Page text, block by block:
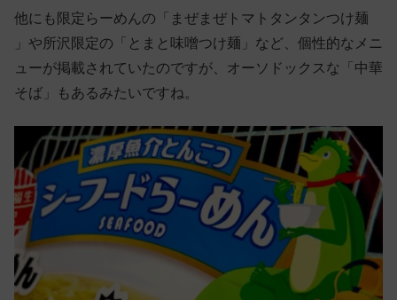
他にも限定らーめんの「まぜまぜトマトタンタンつけ麺
」や所沢限定の「とまと味噌つけ麺」など、個性的なメニ
ューが掲載されていたのですが、オーソドックスな「中華
そば」もあるみたいですね。